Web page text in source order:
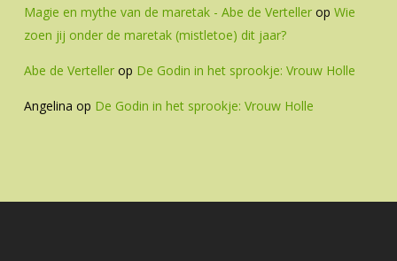
Magie en mythe van de maretak - Abe de Vertellerop Wie
zoen jij onder de maretak (mistletoe) dit jaar?
Abe de Vertellerop De Godin in het sprookje: Vrouw Holle
Angelina op De Godin in het sprookje: Vrouw Holle